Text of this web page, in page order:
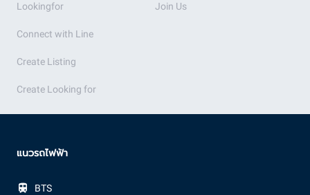
Lookingfor
Connect with Line
Create Listing
Create Looking for
Join Us
แนวรถไฟฟ้า
BTS